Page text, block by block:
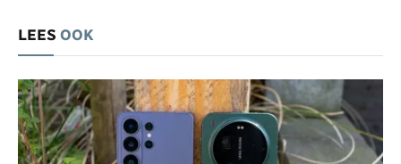
LEES OOK